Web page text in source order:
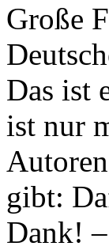
Große
Das ist
ist nur
gibt:
Dank!